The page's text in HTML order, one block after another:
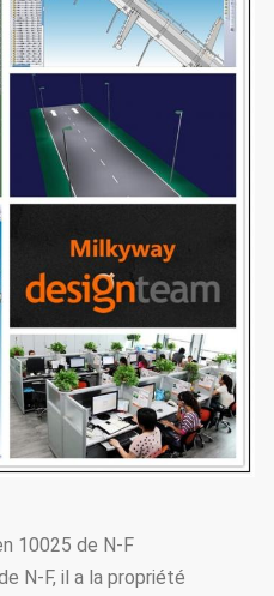
10025 de N-F
N-F, il a la propriété